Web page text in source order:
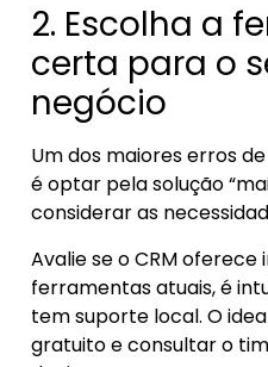
2. Escolha a
certa para o
negócio
Um dos maiores erros
é optar pela solução
considerar as
Avalie se o CRM
ferramentas atuais, é
tem suporte local. O
gratuito e consultar o